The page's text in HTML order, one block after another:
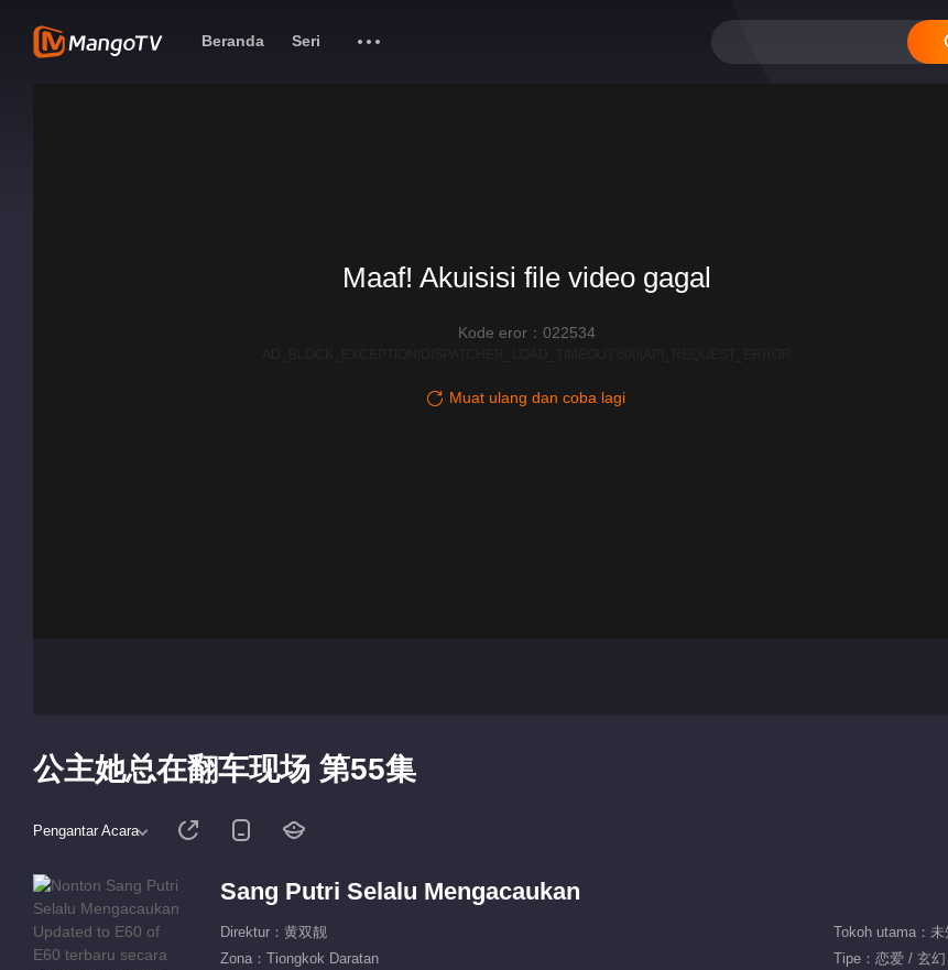
Beranda Seri
Maaf! Akuisisi file video gagal
Kode eror：022534
Muat ulang dan coba lagi
公主她总在翻车现场 第55集
Pengantar Acara
Sang Putri Selalu Mengacaukan
Direktur：黄双靓
Tokoh utama：未
Zona：Tiongkok Daratan
Tipe：恋爱 / 玄幻